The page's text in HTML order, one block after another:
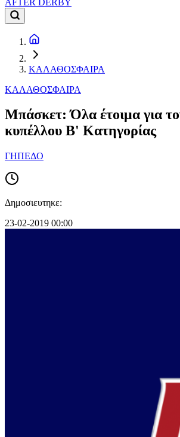
ΚΑΛΑΘΟΣΦΑΙΡΑ
ΚΑΛΑΘΟΣΦΑΙΡΑ
Μπάσκετ: Όλα έτοιμα για
κυπέλλου Β' Κατηγορίας
ΓΗΠΕΔΟ
Δημοσιευτηκε:
23-02-2019 00:00